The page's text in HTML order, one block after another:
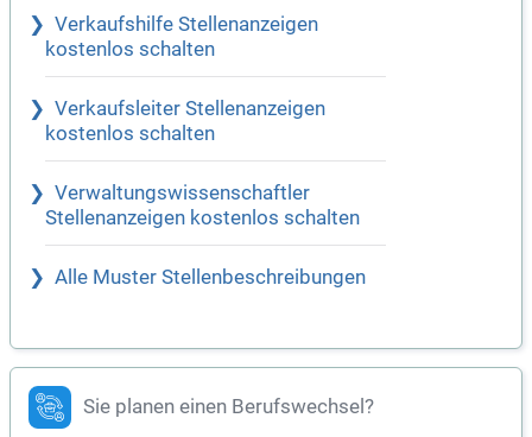
Verkaufshilfe Stellenanzeigen
kostenlos schalten
Verkaufsleiter Stellenanzeigen
kostenlos schalten
Verwaltungswissenschaftler
Stellenanzeigen kostenlos schalten
Alle Muster Stellenbeschreibungen
Sie planen einen Berufswechsel?